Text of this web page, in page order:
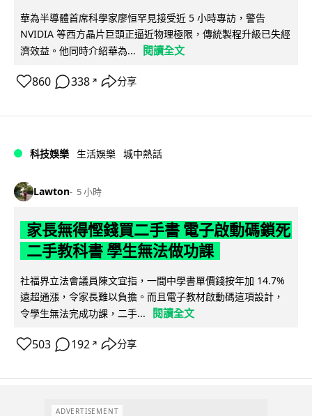
華為半導體首席科學家廖恒罕見接受近 5 小時專訪，警告
NVIDIA 等西方晶片巨頭正逼近物理極限，傳統製程升級已失經
濟效益。他同時介紹華為...
閱讀全文
860 338 ↗ 分享
科技娛樂 生活娛樂 城中熱話
Lawton 5 小時
家長無得慳錢買二手書 電子啟動碼鎖死
二手教科書 學生無法做功課
社福界立法會議員陳文宜指，一間中學書單價錢按年加 14.7%
遠超通漲，令家長難以負擔。而且電子教材啟動碼這項設計，
令學生無法完成功課，二手...
閱讀全文
503 192 ↗ 分享
ADVERTISEMENT